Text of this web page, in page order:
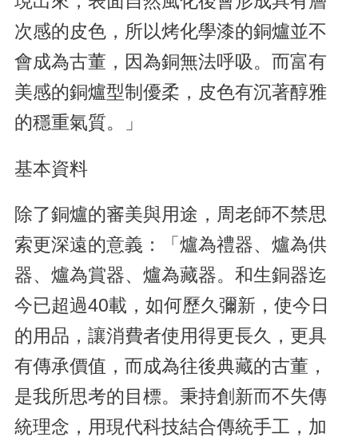
次感的皮色，所以烤化學漆的銅爐並不
會成為古董，因為銅無法呼吸。而富有
美感的銅爐型制優柔，皮色有沉著醇雅
的穩重氣質。」
基本資料
除了銅爐的審美與用途，周老師不禁思
索更深遠的意義：「爐為禮器、爐為供
器、爐為賞器、爐為藏器。和生銅器迄
今已超過40載，如何歷久彌新，使今日
的用品，讓消費者使用得更長久，更具
有傳承價值，而成為往後典藏的古董，
是我所思考的目標。秉持創新而不失傳
統理念，用現代科技結合傳統手工，加